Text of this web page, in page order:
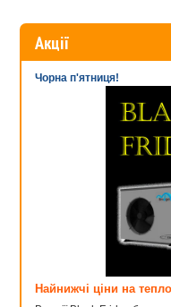
Акції
Чорна п'ятниця!
Найнижчі ціни на